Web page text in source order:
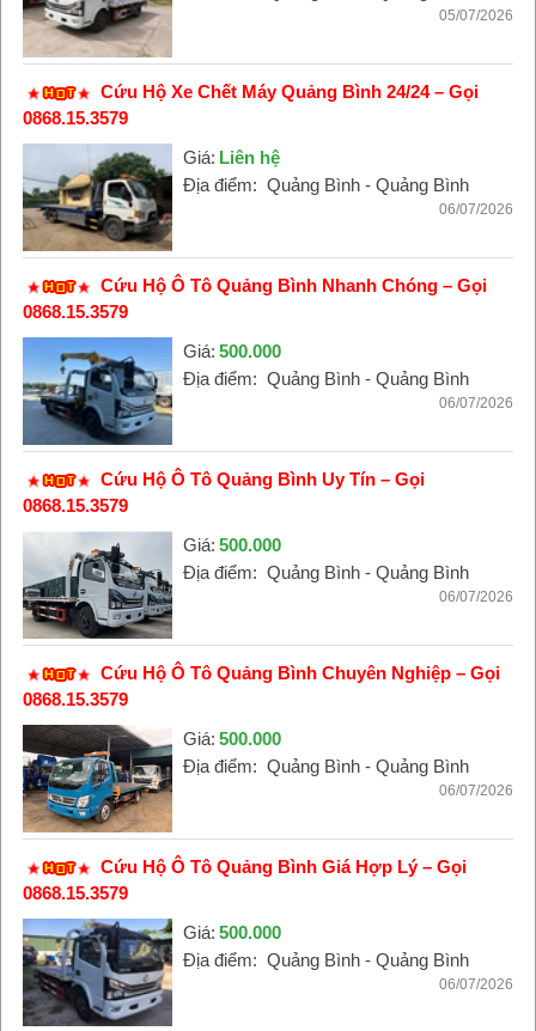
05/07/2026
Cứu Hộ Xe Chết Máy Quảng Bình 24/24 – Gọi
0868.15.3579
Giá: Liên hệ
Địa điểm: Quảng Bình - Quảng Bình
06/07/2026
Cứu Hộ Ô Tô Quảng Bình Nhanh Chóng – Gọi
0868.15.3579
Giá: 500.000
Địa điểm: Quảng Bình - Quảng Bình
06/07/2026
Cứu Hộ Ô Tô Quảng Bình Uy Tín – Gọi
0868.15.3579
Giá: 500.000
Địa điểm: Quảng Bình - Quảng Bình
06/07/2026
Cứu Hộ Ô Tô Quảng Bình Chuyên Nghiệp – Gọi
0868.15.3579
Giá: 500.000
Địa điểm: Quảng Bình - Quảng Bình
06/07/2026
Cứu Hộ Ô Tô Quảng Bình Giá Hợp Lý – Gọi
0868.15.3579
Giá: 500.000
Địa điểm: Quảng Bình - Quảng Bình
06/07/2026